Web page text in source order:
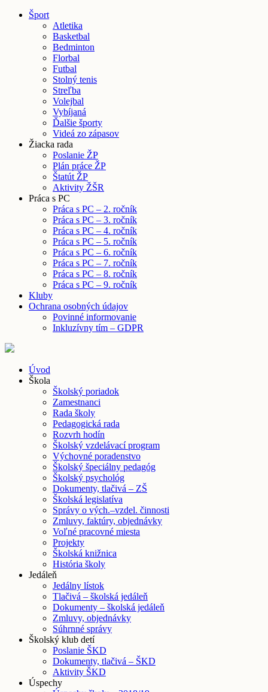
Šport
Atletika
Basketbal
Bedminton
Florbal
Futbal
Stolný tenis
Streľba
Volejbal
Vybíjaná
Ďalšie športy
Videá zo zápasov
Žiacka rada
Poslanie ŽP
Plán práce ŽP
Štatút ŽP
Aktivity ŽŠR
Práca s PC
Práca s PC – 2. ročník
Práca s PC – 3. ročník
Práca s PC – 4. ročník
Práca s PC – 5. ročník
Práca s PC – 6. ročník
Práca s PC – 7. ročník
Práca s PC – 8. ročník
Práca s PC – 9. ročník
Kluby
Ochrana osobných údajov
Povinné informovanie
Inkluzívny tím – GDPR
Úvod
Škola
Školský poriadok
Zamestnanci
Rada školy
Pedagogická rada
Rozvrh hodín
Školský vzdelávací program
Výchovné poradenstvo
Školský špeciálny pedagóg
Školský psychológ
Dokumenty, tlačivá – ZŠ
Školská legislatíva
Správy o vých.–vzdel. činnosti
Zmluvy, faktúry, objednávky
Voľné pracovné miesta
Projekty
Školská knižnica
História školy
Jedáleň
Jedálny lístok
Tlačivá – školská jedáleň
Dokumenty – školská jedáleň
Zmluvy, objednávky
Súhrnné správy
Školský klub detí
Poslanie ŠKD
Dokumenty, tlačivá – ŠKD
Aktivity ŠKD
Úspechy